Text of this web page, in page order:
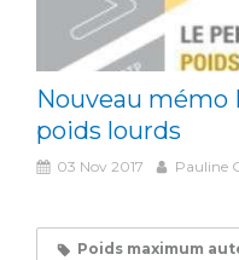
Nouveau mémo
poids lourds
03 Nov 2017 Pauline
Poids maximum